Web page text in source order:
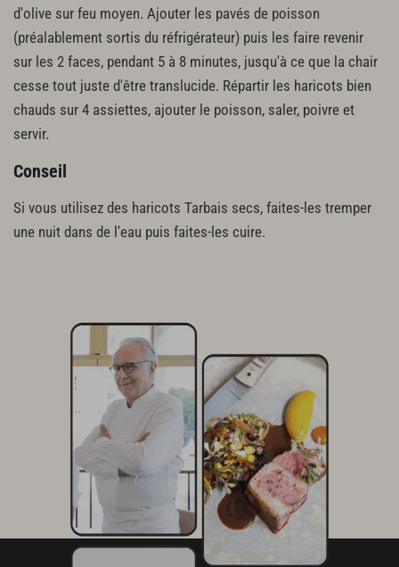
d'olive sur feu moyen. Ajouter les pavés de poisson
(préalablement sortis du réfrigérateur) puis les faire revenir
sur les 2 faces, pendant 5 à 8 minutes, jusqu'à ce que la chair
cesse tout juste d'être translucide. Répartir les haricots bien
chauds sur 4 assiettes, ajouter le poisson, saler, poivre et
servir.
Conseil
Si vous utilisez des haricots Tarbais secs, faites-les tremper
une nuit dans de l'eau puis faites-les cuire.